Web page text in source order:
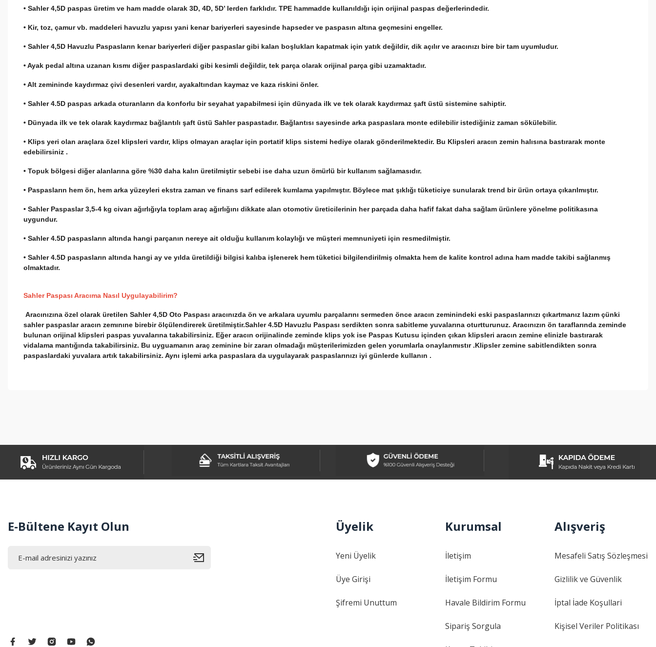
• Sahler 4,5D paspas üretim ve ham madde olarak 3D, 4D, 5D’ lerden farklıdır. TPE hammadde kullanıldığı için orijinal paspas değerlerindedir.
• Kir, toz, çamur vb. maddeleri havuzlu yapısı yani kenar bariyerleri sayesinde hapseder ve paspasın altına geçmesini engeller.
• Sahler 4,5D Havuzlu Paspasların kenar bariyerleri diğer paspaslar gibi kalan boşlukları kapatmak için yatık değildir, dik açılır ve aracınızı bire bir tam uyumludur.
• Ayak pedal altına uzanan kısmı diğer paspaslardaki gibi kesimli değildir, tek parça olarak orijinal parça gibi uzamaktadır.
• Alt zemininde kaydırmaz çivi desenleri vardır, ayakaltından kaymaz ve kaza riskini önler.
• Sahler 4.5D paspas arkada oturanların da konforlu bir seyahat yapabilmesi için dünyada ilk ve tek olarak kaydırmaz şaft üstü sistemine sahiptir.
• Dünyada ilk ve tek olarak kaydırmaz bağlantılı şaft üstü Sahler paspastadır. Bağlantısı sayesinde arka paspaslara monte edilebilir istediğiniz zaman sökülebilir.
• Klips yeri olan araçlara özel klipsleri vardır, klips olmayan araçlar için portatif klips sistemi hediye olarak gönderilmektedir. Bu Klipsleri aracın zemin halısına bastırarak monte
edebilirsiniz .
• Topuk bölgesi diğer alanlarına göre %30 daha kalın üretilmiştir sebebi ise daha uzun ömürlü bir kullanım sağlamasıdır.
• Paspasların hem ön, hem arka yüzeyleri ekstra zaman ve finans sarf edilerek kumlama yapılmıştır. Böylece mat şıklığı tüketiciye sunularak trend bir ürün ortaya çıkarılmıştır.
• Sahler Paspaslar 3,5-4 kg civarı ağırlığıyla toplam araç ağırlığını dikkate alan otomotiv üreticilerinin her parçada daha hafif fakat daha sağlam ürünlere yönelme politikasına
uygundur.
• Sahler 4.5D paspasların altında hangi parçanın nereye ait olduğu kullanım kolaylığı ve müşteri memnuniyeti için resmedilmiştir.
• Sahler 4.5D paspasların altında hangi ay ve yılda üretildiği bilgisi kalıba işlenerek hem tüketici bilgilendirilmiş olmakta hem de kalite kontrol adına ham madde takibi sağlanmış
olmaktadır.
Sahler Paspası Aracıma Nasıl Uygulayabilirim?
Aracınızına özel olarak üretilen Sahler 4,5D Oto Paspası aracınızda ön ve arkalara uyumlu parçalarını sermeden önce aracın zeminindeki eski paspaslarınızı çıkartmanız lazım çünki
sahler paspaslar aracın zemınıne birebir ölçülendirerek üretilmiştir.Sahler 4.5D Havuzlu Paspası serdikten sonra sabitleme yuvalarına oturtturunuz. Aracınızın ön taraflarında zeminde
bulunan orijinal klipsleri paspas yuvalarına takabilirsiniz. Eğer aracın orijinalinde zeminde klips yok ise Paspas Kutusu içinden çıkan klipsleri aracın zemine elinizle bastırarak
vidalama mantığında takabilirsiniz. Bu uyguamanın araç zeminine bir zararı olmadağı müşterilerimizden gelen yorumlarla onaylanmıstır .Klipsler zemine sabitlendikten sonra
paspaslardaki yuvalara artık takabilirsiniz. Aynı işlemi arka paspaslara da uygulayarak paspaslarınızı iyi günlerde kullanın .
Ürün fiyatı diğer sitelerden daha pahalı.
Bu ürüne benzer farklı alternatifler olmalı.
E-Bültene Kayıt Olun Üyelik
Yeni Üyelik
Üye Girişi
Şifremi Unuttum
Kurumsal
İletişim
İletişim Formu
Havale Bildirim Formu
Sipariş Sorgula
Alışveriş
Mesafeli Satış Sözleşmesi
Gizlilik ve Güvenlik
İptal İade Koşullari
Kişisel Veriler Politikası